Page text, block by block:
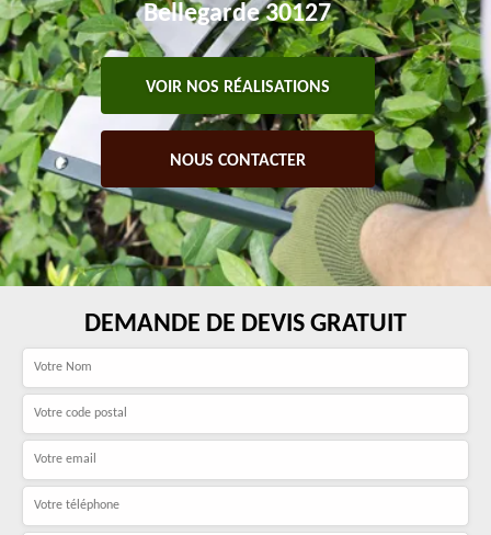
Bellegarde 30127
VOIR NOS RÉALISATIONS
NOUS CONTACTER
DEMANDE DE DEVIS GRATUIT